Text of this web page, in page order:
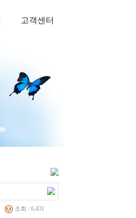
고객센터
조회 : 6,431